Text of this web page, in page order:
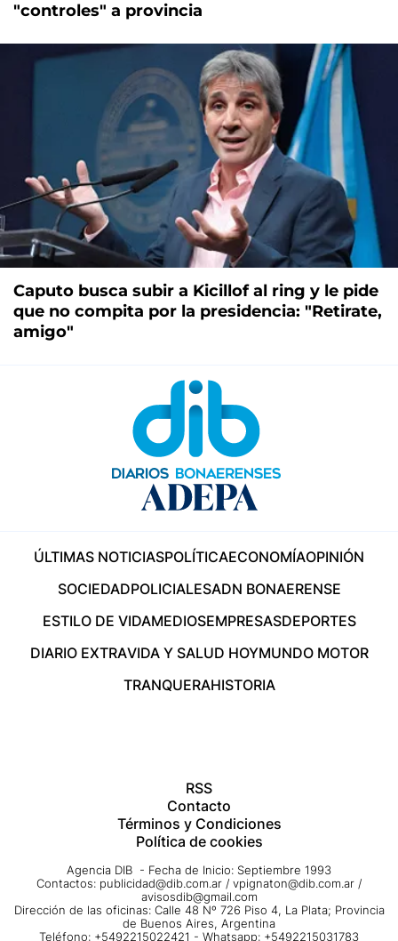
"controles" a provincia
Caputo busca subir a Kicillof al ring y le pide
que no compita por la presidencia: "Retirate,
amigo"
ÚLTIMAS NOTICIASPOLÍTICAECONOMÍAOPINIÓN
SOCIEDADPOLICIALESADN BONAERENSE
ESTILO DE VIDAMEDIOSEMPRESASDEPORTES
DIARIO EXTRAVIDA Y SALUD HOYMUNDO MOTOR
TRANQUERAHISTORIA
RSS
Contacto
Términos y Condiciones
Política de cookies
Agencia DIB - Fecha de Inicio: Septiembre 1993
Contactos: publicidad@dib.com.ar / vpignaton@dib.com.ar /
avisosdib@gmail.com
Dirección de las oficinas: Calle 48 Nº 726 Piso 4, La Plata; Provincia
de Buenos Aires, Argentina
Teléfono: +5492215022421 - Whatsapp: +5492215031783